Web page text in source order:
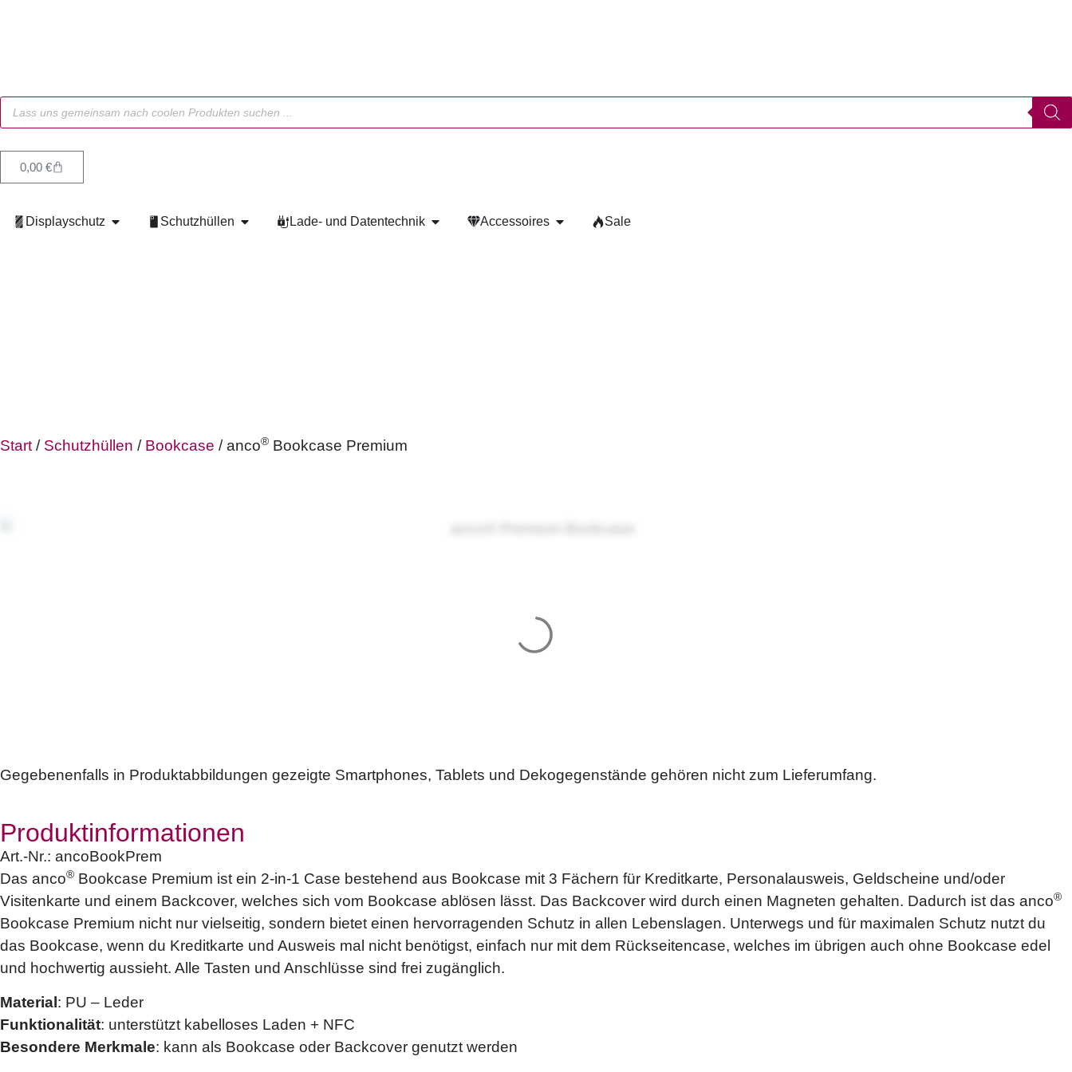
0,00 €
Displayschutz Schutzhüllen Lade- und Datentechnik Accessoires Sale
Start / Schutzhüllen / Bookcase / anco® Bookcase Premium
Gegebenenfalls in Produktabbildungen gezeigte Smartphones, Tablets und Dekogegenstände gehören nicht zum Lieferumfang.
Produktinformationen
Art.-Nr.: ancoBookPrem
Das anco® Bookcase Premium ist ein 2-in-1 Case bestehend aus Bookcase mit 3 Fächern für Kreditkarte, Personalausweis, Geldscheine und/oder
Visitenkarte und einem Backcover, welches sich vom Bookcase ablösen lässt. Das Backcover wird durch einen Magneten gehalten. Dadurch ist das anco®
Bookcase Premium nicht nur vielseitig, sondern bietet einen hervorragenden Schutz in allen Lebenslagen. Unterwegs und für maximalen Schutz nutzt du
das Bookcase, wenn du Kreditkarte und Ausweis mal nicht benötigst, einfach nur mit dem Rückseitencase, welches im übrigen auch ohne Bookcase edel
und hochwertig aussieht. Alle Tasten und Anschlüsse sind frei zugänglich.
Material: PU – Leder
Funktionalität: unterstützt kabelloses Laden + NFC
Besondere Merkmale: kann als Bookcase oder Backcover genutzt werden